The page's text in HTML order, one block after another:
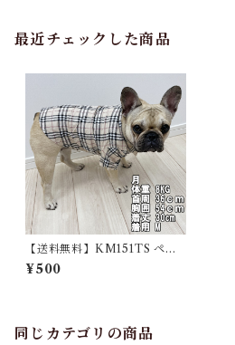
最近チェックした商品
【送料無料】KM151TS ペッ
トウェア シャツ チェック柄 上
品 高級感 王子様 フレンチブル
¥500
同じカテゴリの商品